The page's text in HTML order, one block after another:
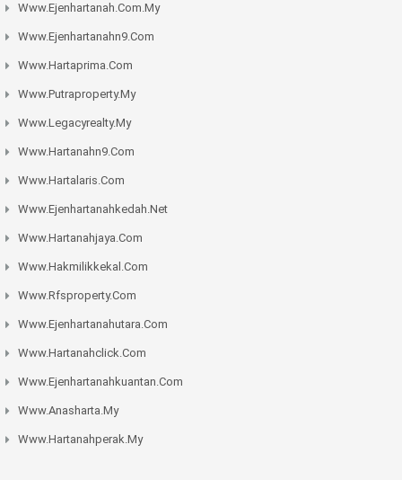
Www.ejenhartanah.com.my
Www.ejenhartanahn9.com
Www.hartaprima.com
Www.putraproperty.my
Www.legacyrealty.my
Www.hartanahn9.com
Www.hartalaris.com
Www.ejenhartanahkedah.net
Www.hartanahjaya.com
Www.hakmilikkekal.com
Www.rfsproperty.com
Www.ejenhartanahutara.com
Www.hartanahclick.com
Www.ejenhartanahkuantan.com
Www.anasharta.my
Www.hartanahperak.my